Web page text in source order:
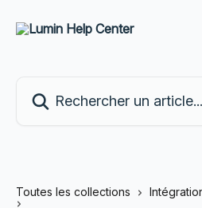
Toutes les collections